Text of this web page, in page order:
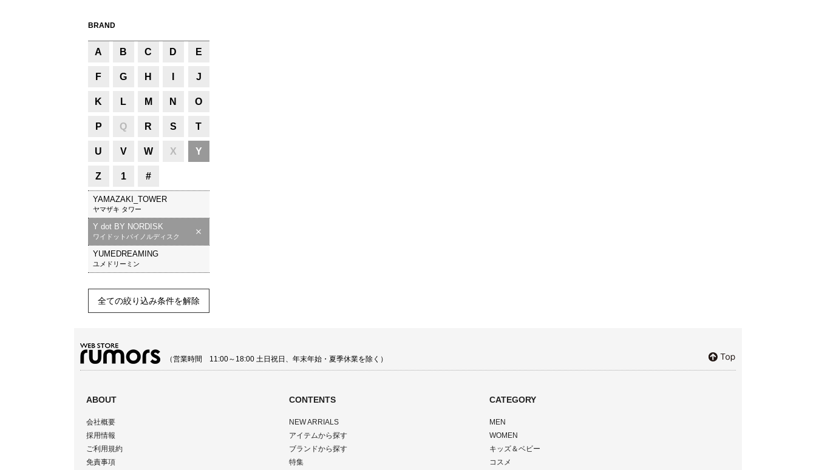
BRAND
A B C D E
F G H J
K L M N O
P Q R S T
U V W X Y
Z 1 #
YAMAZAKI_TOWER
ヤマザキ タワー
Y dot BY NORDISK
ワイドットバイノルディスク
YUMEDREAMING
ユメドリーミン
全ての絞り込み条件を解除
（営業時間 11:00～18:00 土日祝日、年末年始・夏季休業を除く）
ABOUT
会社概要
採用情報
ご利用規約
免責事項
CONTENTS
NEW ARRIALS
アイテムから探す
ブランドから探す
特集
CATEGORY
MEN
WOMEN
キッズ＆ベビー
コスメ